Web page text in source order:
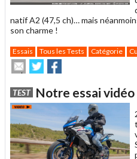
natif A2 (47,5 ch)… mais
son charme !
Essais Tous les Tests Catégorie
Envoyer
cet
à
un
Partager
sur
sur
TEST Notre essai vidéo